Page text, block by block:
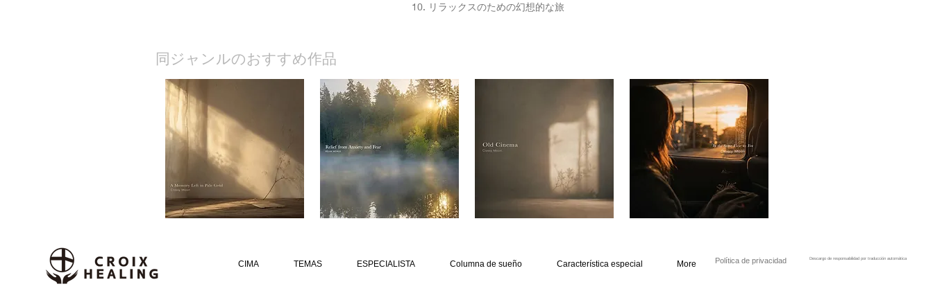
10. リラックスのための幻想的な旅
​同ジャンルのおすすめ作品
CIMA TEMAS ESPECIALISTA Columna de sueño Característica especial More Política de privacidad Descargo de responsabilidad por traducción automática